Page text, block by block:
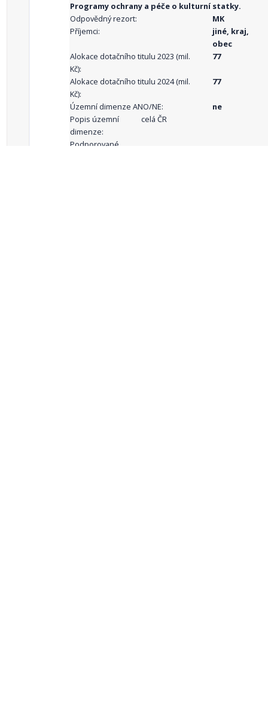
Programy ochrany a péče o kulturní statky.
Odpovědný rezort:
MK
Příjemci:
jiné, kraj,
obec
Alokace dotačního titulu 2023 (mil.
Kč):
77
Alokace dotačního titulu 2024 (mil.
Kč):
77
Územní dimenze ANO/NE:
ne
Popis územní
dimenze:
celá ČR
Podporované